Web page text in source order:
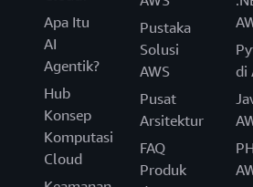
Apa Itu
AI
Agentik?
Hub
Konsep
Komputasi
Cloud
Pustaka
Solusi
AWS
Pusat
Arsitektur
FAQ
Produk
di